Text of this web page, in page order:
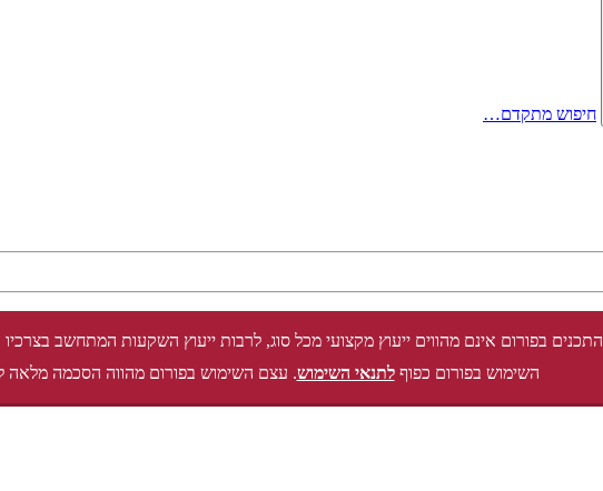
חיפוש מתקדם…
התכנים בפורום אינם מהווים ייעוץ מקצועי מכל סוג, לרבות ייעוץ השקעות המתחשב
השימוש בפורום כפוףלתנאי השימוש. עצם השימוש בפורום מהווה הסכמה מלאה